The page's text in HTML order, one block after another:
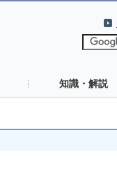
知識・解説